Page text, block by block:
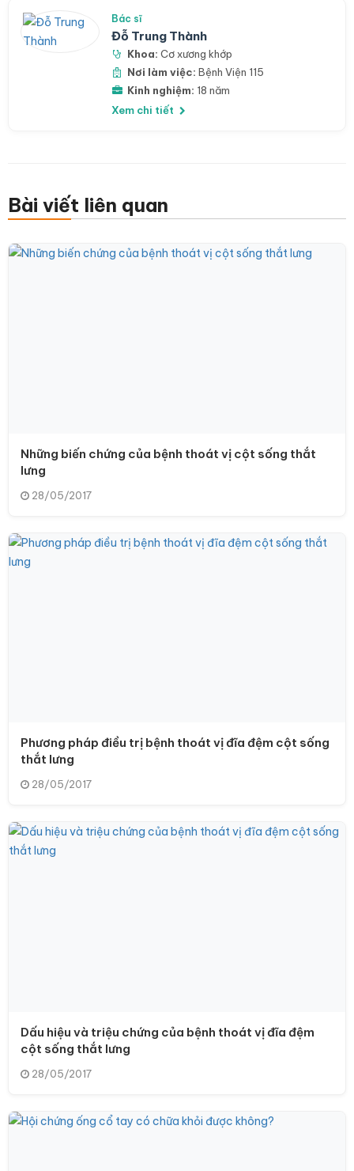
Bác sĩ
Đỗ Trung Thành
Khoa: Cơ xương khớp
Nơi làm việc: Bệnh Viện 115
Kinh nghiệm: 18 năm
Xem chi tiết
Bài viết liên quan
Những biến chứng của bệnh thoát vị cột sống thắt
lưng
28/05/2017
Phương pháp điều trị bệnh thoát vị đĩa đệm cột sống
thắt lưng
28/05/2017
Dấu hiệu và triệu chứng của bệnh thoát vị đĩa đệm
cột sống thắt lưng
28/05/2017